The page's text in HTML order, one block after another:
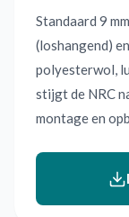
Standaard 9
(loshangend)
polyesterwol,
stijgt de NRC
montage en